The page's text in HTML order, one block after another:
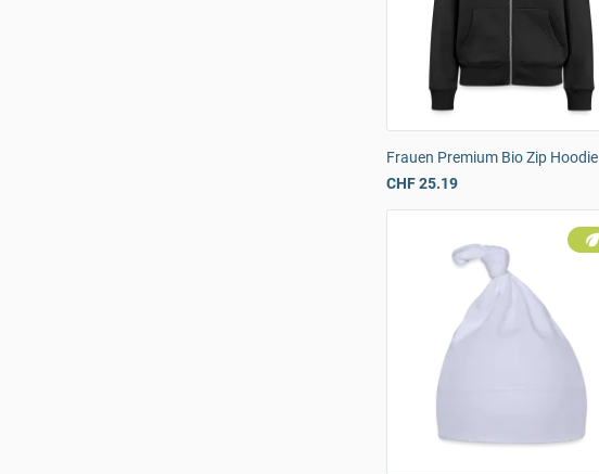
Frauen Premium Bio Zip Hoodie
CHF 25.19